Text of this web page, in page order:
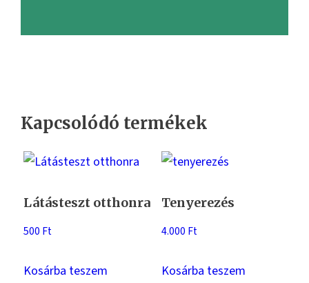
Kapcsolódó termékek
Látásteszt otthonra
500 Ft
Kosárba teszem
Tenyerezés
4.000 Ft
Kosárba teszem